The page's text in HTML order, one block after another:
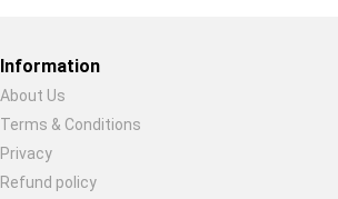
Information
About Us
Terms & Conditions
Privacy
Refund policy